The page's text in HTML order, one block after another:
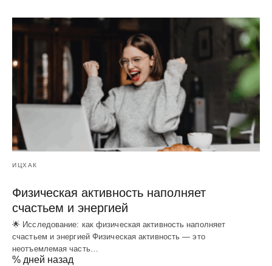
ИЦХАК
Физическая активность наполняет
счастьем и энергией
🌟 Исследование: как физическая активность наполняет
счастьем и энергией Физическая активность — это
неотъемлемая часть…
% дней назад